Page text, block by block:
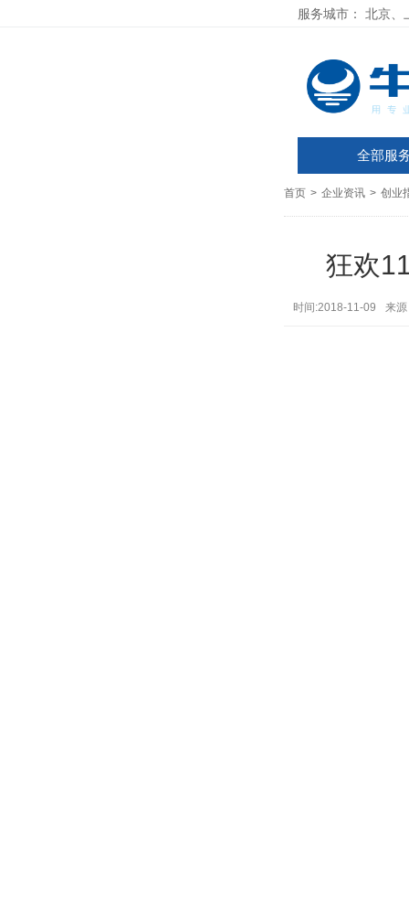
服务城市： 北京、
全部服
首页 > 企业资讯 > 创业
狂欢
时间:2018-11-09 来